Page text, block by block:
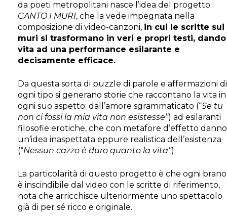
da poeti metropolitani nasce l’idea del progetto
CANTO I MURI, che la vede impegnata nella
composizione di video-canzoni, in cui le scritte sui
muri si trasformano in veri e propri testi, dando
vita ad una performance esilarante e
decisamente efficace.
Da questa sorta di puzzle di parole e affermazioni di
ogni tipo si generano storie che raccontano la vita in
ogni suo aspetto: dall’amore sgrammaticato (“Se tu
non ci fossi la mia vita non esistesse”) ad esilaranti
filosofie erotiche, che con metafore d’effetto danno
un’idea inaspettata eppure realistica dell’esistenza
(“Nessun cazzo è duro quanto la vita”).
La particolarità di questo progetto è che ogni brano
è inscindibile dal video con le scritte di riferimento,
nota che arricchisce ulteriormente uno spettacolo
già di per sé ricco e originale.